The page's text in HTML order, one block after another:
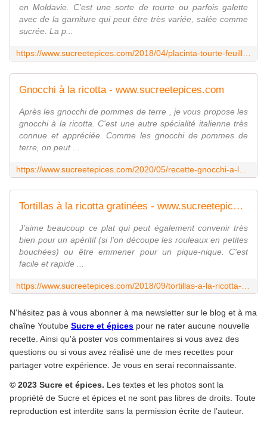
en Moldavie. C'est une sorte de tourte ou parfois galette
avec de la garniture qui peut être très variée, salée comme
sucrée. La p...
Gnocchi à la ricotta - www.sucreetepices.com
Après les gnocchi de pommes de terre , je vous propose les
gnocchi à la ricotta. C'est une autre spécialité italienne très
connue et appréciée. Comme les gnocchi de pommes de
terre, on peut ...
Tortillas à la ricotta gratinées - www.sucreetepices.com
J'aime beaucoup ce plat qui peut également convenir très
bien pour un apéritif (si l'on découpe les rouleaux en petites
bouchées) ou être emmener pour un pique-nique. C'est
facile et rapide ...
N'hésitez pas à vous abonner à ma newsletter sur le blog et à ma
chaîne Youtube Sucre et épices pour ne rater aucune nouvelle
recette. Ainsi qu'à poster vos commentaires si vous avez des
questions ou si vous avez réalisé une de mes recettes pour
partager votre expérience. Je vous en serai reconnaissante.
© 2023 Sucre et épices. Les textes et les photos sont la
propriété de Sucre et épices et ne sont pas libres de droits. Toute
reproduction est interdite sans la permission écrite de l’auteur.